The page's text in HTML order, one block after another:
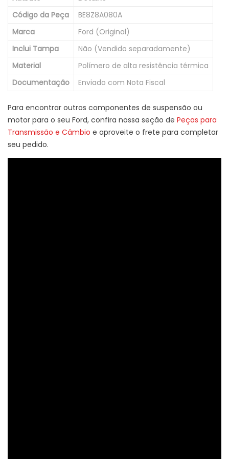
Código da Peça
BE8Z8A080A
Marca
Ford (Original)
Inclui Tampa
Não (Vendido separadamente)
Material
Polímero de alta resistência térmica
Documentação
Enviado com Nota Fiscal
Para encontrar outros componentes de suspensão ou
motor para o seu Ford, confira nossa seção de Peças para
Transmissão e Câmbio e aproveite o frete para completar
seu pedido.